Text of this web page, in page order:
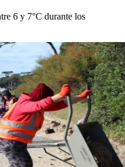
6 y 7°C durante los